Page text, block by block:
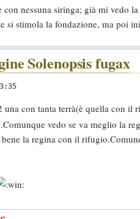
nessuna siringa; già mi vedo la
si stimola la fondazione, ma poi
Solenopsis fugax
con tanta terrà(è quella con il
vedo se va meglio la
la regina con il